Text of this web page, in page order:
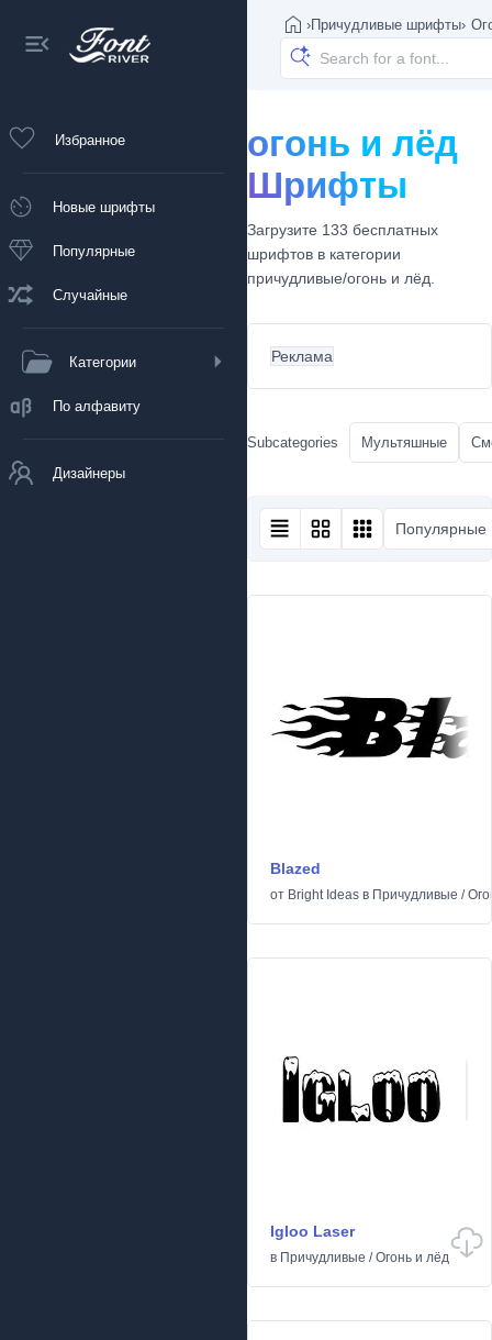
Избранное
Новые шрифты
Популярные
Случайные
Категории
По алфавиту
Дизайнеры
›Причудливые шрифты›
огонь и лёд
Шрифты
Загрузите 133 бесплатных
шрифтов в категории
причудливые/огонь и лёд.
Реклама
Subcategories Мультяшные
Популярные
Blazed
от Bright Ideas в Причудливые /
Igloo Laser
в Причудливые /Огонь и лёд